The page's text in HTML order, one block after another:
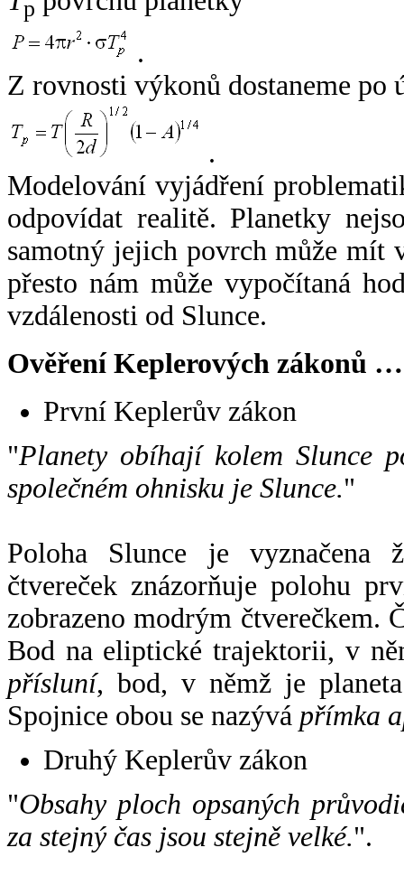
p
.
Z rovnosti výkonů dostaneme po
.
Modelování vyjádření
odpovídat realitě. Planetky
samotný jejich povrch může mít
přesto nám může vypočítaná
vzdálenosti od Slunce.
Ověření Keplerových zákonů …
První Keplerův zákon
"Planety obíhají kolem Slunce
společném ohnisku je Slunce."
Poloha Slunce je vyznačena
čtvereček znázorňuje polohu
zobrazeno modrým čtverečkem.
Bod na eliptické trajektorii, v
přísluní, bod, v němž je
Spojnice obou se nazývá přímka
Druhý Keplerův zákon
"Obsahy ploch opsaných
za stejný čas jsou stejně velké.".